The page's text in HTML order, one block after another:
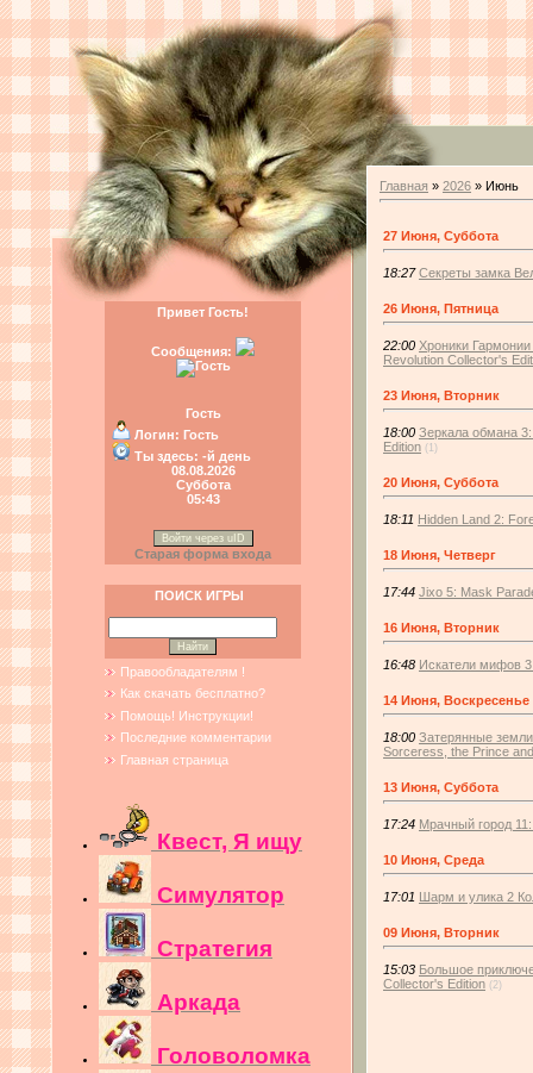
Привет Гость!
Сообщения:
Гость
Логин: Гость
Ты здесь: -й день
08.08.2026
Суббота
05:43
Войти через uID
Старая форма входа
ПОИСК ИГРЫ
Правообладателям !
Как скачать бесплатно?
Помощь! Инструкции!
Последние комментарии
Главная страница
Квест, Я ищу
Симулятор
Стратегия
Аркада
Головоломка
Главная » 2026 » Июнь
27 Июня, Суббота
18:27 Секреты замка
26 Июня, Пятница
22:00 Хроники
Revolution Collector's
23 Июня, Вторник
18:00 Зеркала обмана
Edition (1)
20 Июня, Суббота
18:11 Hidden Land 2:
18 Июня, Четверг
17:44 Jixo 5: Mask
16 Июня, Вторник
16:48 Искатели мифов 3
14 Июня, Воскресенье
18:00 Затерянные
Sorceress, the Prince
13 Июня, Суббота
17:24 Мрачный город
10 Июня, Среда
17:01 Шарм и улика 2
09 Июня, Вторник
15:03 Большое
Collector's Edition (2)